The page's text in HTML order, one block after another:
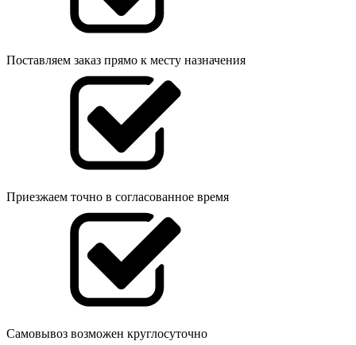
Поставляем заказ прямо к месту назначения
Приезжаем точно в согласованное время
Самовывоз возможен круглосуточно